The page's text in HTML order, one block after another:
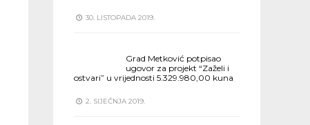
30. LISTOPADA 2019.
Grad Metković potpisao
ugovor za projekt “Zaželi i
ostvari” u vrijednosti 5.329.980,00 kuna
2. SIJEČNJA 2019.